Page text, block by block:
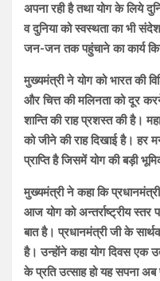
अपना रही है तथा योग के लिये
व दुनिया को स्वस्थता का भी संदेश
जन-जन तक पहुंचाने का कार्य
मुख्यमंत्री ने योग को भारत की
और चित्त की मलिनता को दूर
शान्ति की राह प्रशस्त की है।
को जीने की राह दिखाई है। हर
प्राप्ति है जिसमें योग की बड़ी
मुख्यमंत्री ने कहा कि
आज योग को अन्तर्राष्ट्रीय स्तर
बात है। प्रधानमंत्री जी के
है। उन्होंने कहा योग दिवस एक
के प्रति उत्साह हो यह सपना अब